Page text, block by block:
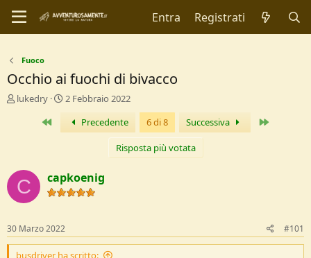
Entra Registrati
Fuoco
Occhio ai fuochi di bivacco
C
r
e
D
s
c
u
lukedry
D
a
I
n
i
o
2 Febbraio 2022
Primo Precedente 6 di 8 Successiva
Risposta più votata
C capkoenig
30 Marzo 2022 #101
busdriver ha scritto: